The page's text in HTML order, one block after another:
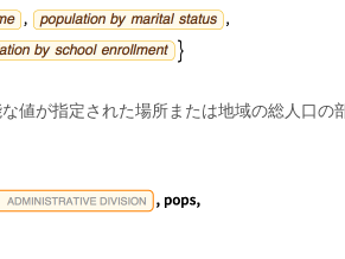
値が指定された場所または地域の総人口の